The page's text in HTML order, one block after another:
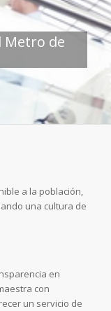
Metro de
a la población,
una cultura de
en
con
un servicio de